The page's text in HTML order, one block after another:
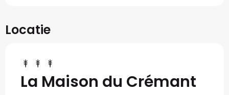
Locatie
La Maison du Crémant